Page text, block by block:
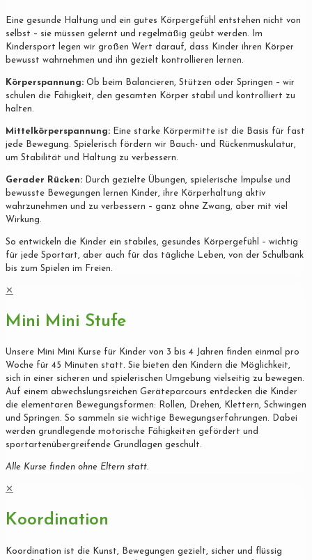
Eine gesunde Haltung und ein gutes Körpergefühl entstehen nicht von
selbst – sie müssen gelernt und regelmäßig geübt werden. Im
Kindersport legen wir großen Wert darauf, dass Kinder ihren Körper
bewusst wahrnehmen und ihn gezielt kontrollieren lernen.
Körperspannung: Ob beim Balancieren, Stützen oder Springen – wir
schulen die Fähigkeit, den gesamten Körper stabil und kontrolliert zu
halten.
Mittelkörperspannung: Eine starke Körpermitte ist die Basis für fast
jede Bewegung. Spielerisch fördern wir Bauch- und Rückenmuskulatur,
um Stabilität und Haltung zu verbessern.
Gerader Rücken: Durch gezielte Übungen, spielerische Impulse und
bewusste Bewegungen lernen Kinder, ihre Körperhaltung aktiv
wahrzunehmen und zu verbessern – ganz ohne Zwang, aber mit viel
Wirkung.
So entwickeln die Kinder ein stabiles, gesundes Körpergefühl – wichtig
für jede Sportart, aber auch für das tägliche Leben, von der Schulbank
bis zum Spielen im Freien.
✕
Mini Mini Stufe
Unsere Mini Mini Kurse für Kinder von 3 bis 4 Jahren finden einmal pro
Woche für 45 Minuten statt. Sie bieten den Kindern die Möglichkeit,
sich in einer sicheren und spielerischen Umgebung vielseitig zu bewegen.
Auf einem abwechslungsreichen Geräteparcours entdecken die Kinder
die elementaren Bewegungsformen: Rollen, Drehen, Klettern, Schwingen
und Springen. So sammeln sie wichtige Bewegungserfahrungen. Dabei
werden grundlegende motorische Fähigkeiten gefördert und
sportartenübergreifende Grundlagen geschult.
Alle Kurse finden ohne Eltern statt.
✕
Koordination
Koordination ist die Kunst, Bewegungen gezielt, sicher und flüssig